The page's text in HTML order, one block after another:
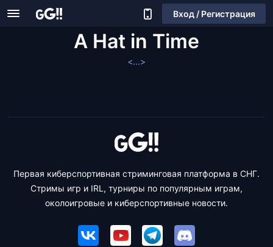
Вход / Регистрация
A Hat in Time
<...>
Первая киберспортивная стриминговая платформа в СНГ.
Стримы игр и IRL, турниры по популярным играм,
околоигровые и киберспортивные новости.